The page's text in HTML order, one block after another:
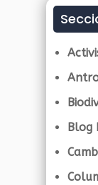
Blog